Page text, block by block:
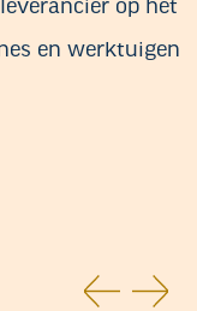
op het
en werktuigen